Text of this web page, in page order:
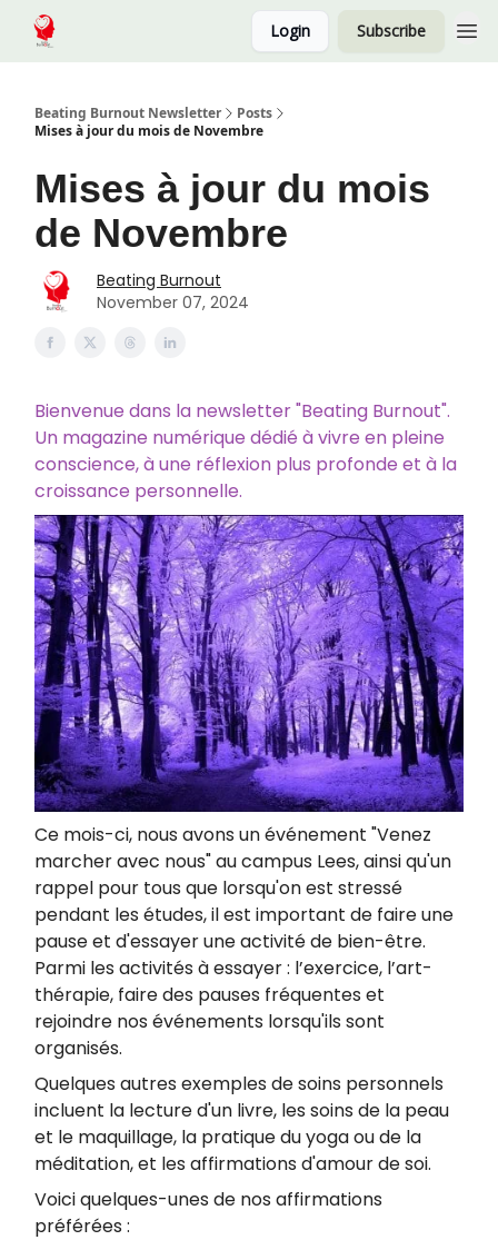
Login Subscribe
Beating Burnout Newsletter
Posts
Mises à jour du mois de Novembre
Mises à jour du mois
de Novembre
Beating Burnout
November 07, 2024
Bienvenue dans la newsletter "Beating Burnout".
Un magazine numérique dédié à vivre en pleine
conscience, à une réflexion plus profonde et à la
croissance personnelle.
Ce mois-ci, nous avons un événement "Venez
marcher avec nous" au campus Lees, ainsi qu'un
rappel pour tous que lorsqu'on est stressé
pendant les études, il est important de faire une
pause et d'essayer une activité de bien-être.
Parmi les activités à essayer : l’exercice, l’art-
thérapie, faire des pauses fréquentes et
rejoindre nos événements lorsqu'ils sont
organisés.
Quelques autres exemples de soins personnels
incluent la lecture d'un livre, les soins de la peau
et le maquillage, la pratique du yoga ou de la
méditation, et les affirmations d'amour de soi.
Voici quelques-unes de nos affirmations
préférées :